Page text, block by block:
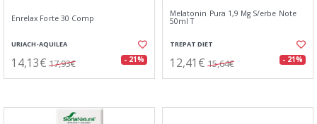
Enrelax Forte 30 Comp
URIACH-AQUILEA
14,13€ 17,93€ - 21%
Melatonin Pura 1,9 Mg S/erbe Note
50ml T
TREPAT DIET
12,41€ 15,64€ - 21%